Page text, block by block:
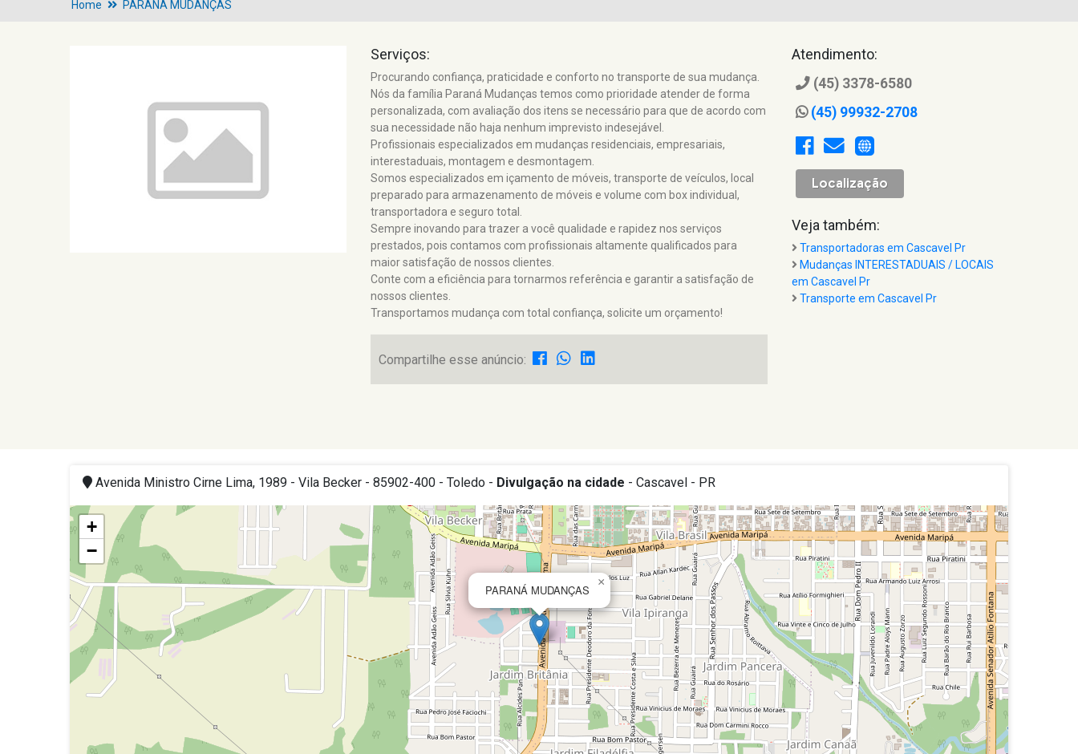
Home PARANÁ MUDANÇAS
Serviços:
Procurando confiança, praticidade e conforto no transporte de sua mudança.
Nós da família Paraná Mudanças temos como prioridade atender de forma
personalizada, com avaliação dos itens se necessário para que de acordo com
sua necessidade não haja nenhum imprevisto indesejável.
Profissionais especializados em mudanças residenciais, empresariais,
interestaduais, montagem e desmontagem.
Somos especializados em içamento de móveis, transporte de veículos, local
preparado para armazenamento de móveis e volume com box individual,
transportadora e seguro total.
Sempre inovando para trazer a você qualidade e rapidez nos serviços
prestados, pois contamos com profissionais altamente qualificados para
maior satisfação de nossos clientes.
Conte com a eficiência para tornarmos referência e garantir a satisfação de
nossos clientes.
Transportamos mudança com total confiança, solicite um orçamento!
Compartilhe esse anúncio:
Atendimento:
(45) 3378-6580
(45) 99932-2708
Localização
Veja também:
Transportadoras em Cascavel Pr
Mudanças INTERESTADUAIS / LOCAIS
em Cascavel Pr
Transporte em Cascavel Pr
Avenida Ministro Cirne Lima, 1989 - Vila Becker - 85902-400 - Toledo - Divulgação na cidade - Cascavel - PR
PARANÁ MUDANÇAS
×
+
−